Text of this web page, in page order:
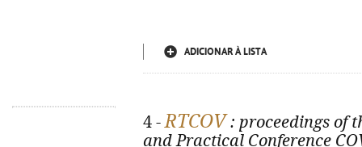
ADICIONAR À LISTA
4 -RTCOV : proceedings of
and Practical Conference